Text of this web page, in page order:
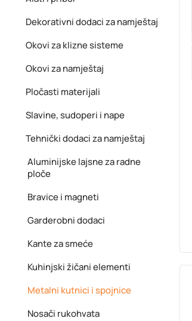
Dekorativni dodaci za namještaj
Okovi za klizne sisteme
Okovi za namještaj
Pločasti materijali
Slavine, sudoperi i nape
Tehnički dodaci za namještaj
Aluminijske lajsne za radne
ploče
Bravice i magneti
Garderobni dodaci
Kante za smeće
Kuhinjski žičani elementi
Metalni kutnici i spojnice
Nosači rukohvata